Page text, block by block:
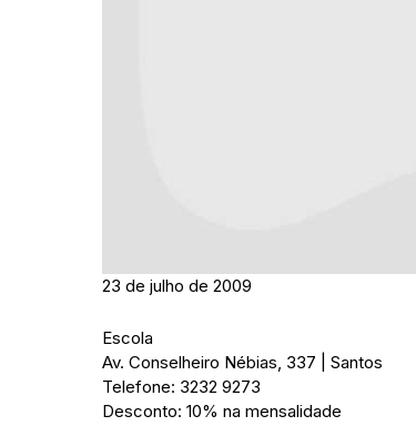
23 de julho de 2009
Escola
Av. Conselheiro Nébias, 337 | Santos
Telefone: 3232 9273
Desconto: 10% na mensalidade